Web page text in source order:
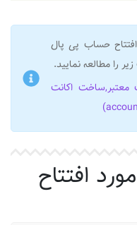
حساب پی پال
معتبر,ساخت اکانت
افتتاح